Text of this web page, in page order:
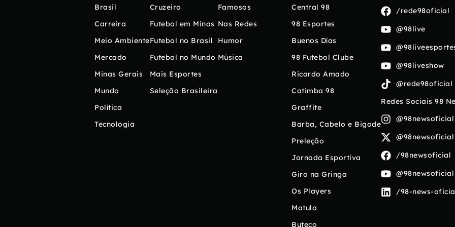
Brasil
Carreira
Meio Ambiente
Mercado
Minas Gerais
Mundo
Política
Tecnologia
Cruzeiro
Futebol em Minas
Futebol no Brasil
Futebol no Mundo
Mais Esportes
Seleção Brasileira
Famosos
Nas Redes
Humor
Música
Central 98
98 Esportes
Buenos Días
98 Futebol Clube
Ricardo Amado
Catimba 98
Graffite
Barba, Cabelo e Bigode
Preleção
Jornada Esportiva
Giro na Gringa
Os Players
Matula
Buteco
/rede98oficial
@98live
@98liveshow
@rede98oficial
Redes Sociais 98
@98newsoficial
@98newsoficial
/98newsoficial
@98newsoficial
/98-news-